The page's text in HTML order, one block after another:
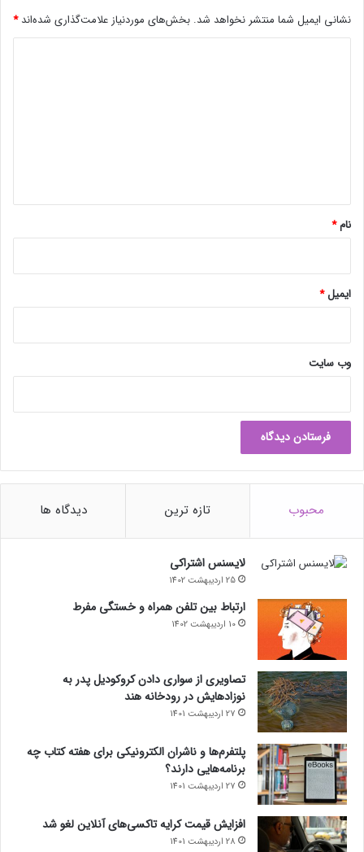
ن
د
نشانی ایمیل شما منتشر نخواهد شد. بخش‌های موردنیاز علامت‌گذاری شده‌اند*
نام*
ایمیل*
وب‌ سایت
محبوب تازه ترین دیدگاه ها
لایسنس اشتراکی
25 اردیبهشت 1402
ارتباط بین تلفن همراه و خستگی مفرط
10 اردیبهشت 1402
تصاویری از سواری دادن کروکودیل پدر به
نوزادهایش در رودخانه هند
27 اردیبهشت 1401
پلتفرم‌ها و ناشران الکترونیکی برای هفته کتاب چه
برنامه‌هایی دارند؟
27 اردیبهشت 1401
افزایش قیمت کرایه تاکسی‌های آنلاین لغو شد
28 اردیبهشت 1401